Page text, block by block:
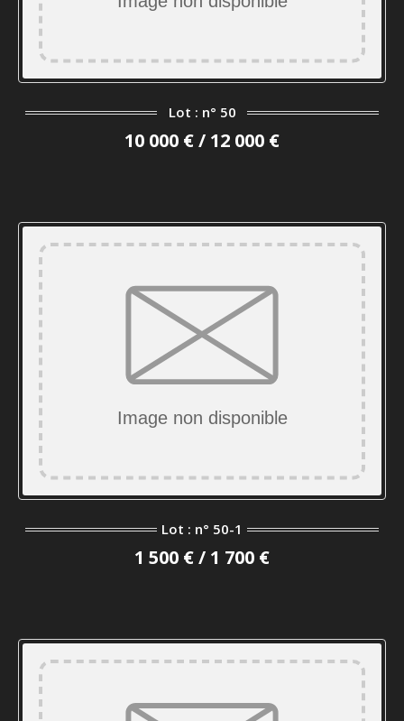
Lot : n° 50
10 000 € / 12 000 €
Lot : n° 50-1
1 500 € / 1 700 €